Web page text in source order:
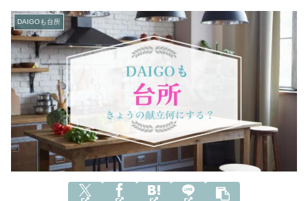
DAIGOも台所